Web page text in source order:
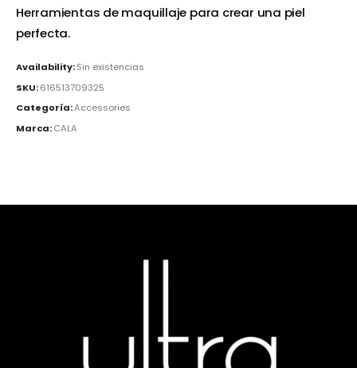
Herramientas de maquillaje para crear una piel
perfecta.
Availability:Sin existencias
SKU:616513709325
Categoría:Accessories
Marca:CALA